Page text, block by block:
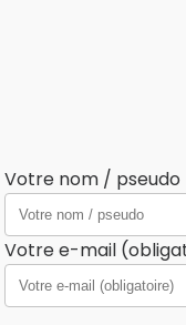
Votre nom / pseudo
Votre e-mail